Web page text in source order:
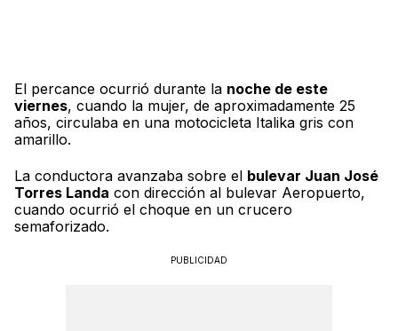
El percance ocurrió durante la noche de este
viernes, cuando la mujer, de aproximadamente 25
años, circulaba en una motocicleta Italika gris con
amarillo.
La conductora avanzaba sobre el bulevar Juan José
Torres Landa con dirección al bulevar Aeropuerto,
cuando ocurrió el choque en un crucero
semaforizado.
PUBLICIDAD